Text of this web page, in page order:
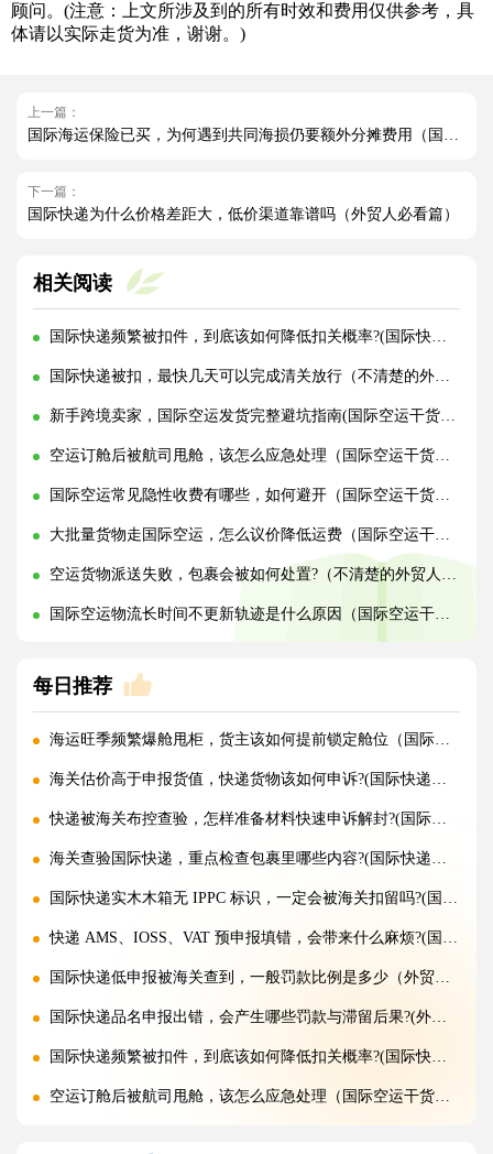
顾问。(注意：上文所涉及到的所有时效和费用仅供参考，具
体请以实际走货为准，谢谢。)
上一篇：
国际海运保险已买，为何遇到共同海损仍要额外分摊费用（国际海运干货知识分享）
下一篇：
国际快递为什么价格差距大，低价渠道靠谱吗（外贸人必看篇）
相关阅读
国际快递频繁被扣件，到底该如何降低扣关概率?(国际快递干货知识分享)
国际快递被扣，最快几天可以完成清关放行（不清楚的外贸人看过来）
新手跨境卖家，国际空运发货完整避坑指南(国际空运干货知识分享)
空运订舱后被航司甩舱，该怎么应急处理（国际空运干货知识分享）
国际空运常见隐性收费有哪些，如何避开（国际空运干货知识分享）
大批量货物走国际空运，怎么议价降低运费（国际空运干货知识分享）
空运货物派送失败，包裹会被如何处置?（不清楚的外贸人看过来）
国际空运物流长时间不更新轨迹是什么原因（国际空运干货知识分享）
每日推荐
海运旺季频繁爆舱甩柜，货主该如何提前锁定舱位（国际海运干货知识分享）
海关估价高于申报货值，快递货物该如何申诉?(国际快递干货知识分享)
快递被海关布控查验，怎样准备材料快速申诉解封?(国际快递干货知识分享)
海关查验国际快递，重点检查包裹里哪些内容?(国际快递干货知识分享)
国际快递实木木箱无 IPPC 标识，一定会被海关扣留吗?(国际快递干货知识分享)
快递 AMS、IOSS、VAT 预申报填错，会带来什么麻烦?(国际快递干货知识分享)
国际快递低申报被海关查到，一般罚款比例是多少（外贸人请注意）
国际快递品名申报出错，会产生哪些罚款与滞留后果?(外贸人请注意)
国际快递频繁被扣件，到底该如何降低扣关概率?(国际快递干货知识分享)
空运订舱后被航司甩舱，该怎么应急处理（国际空运干货知识分享）